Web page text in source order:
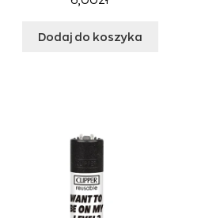
Dodaj do koszyka